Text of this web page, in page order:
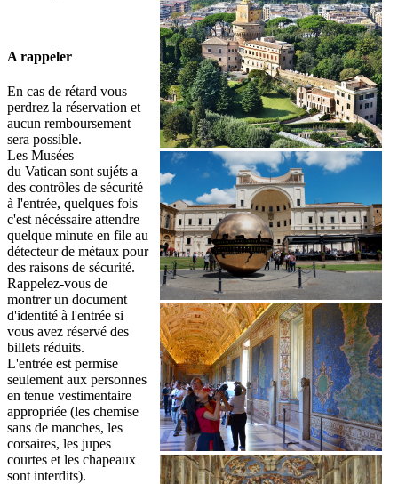
A rappeler
En cas de rétard vous
perdrez la réservation et
aucun remboursement
sera possible.
Les Musées
du Vatican sont sujéts a
des contrôles de sécurité
à l'entrée, quelques fois
c'est nécéssaire attendre
quelque minute en file au
détecteur de métaux pour
des raisons de sécurité.
Rappelez-vous de
montrer un document
d'identité à l'entrée si
vous avez réservé des
billets réduits.
L'entrée est permise
seulement aux personnes
en tenue vestimentaire
appropriée (les chemise
sans de manches, les
corsaires, les jupes
courtes et les chapeaux
sont interdits).